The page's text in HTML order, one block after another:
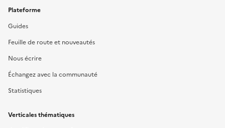
Plateforme
Guides
Feuille de route et nouveautés
Nous écrire
Échangez avec la communauté
Statistiques
Verticales thématiques